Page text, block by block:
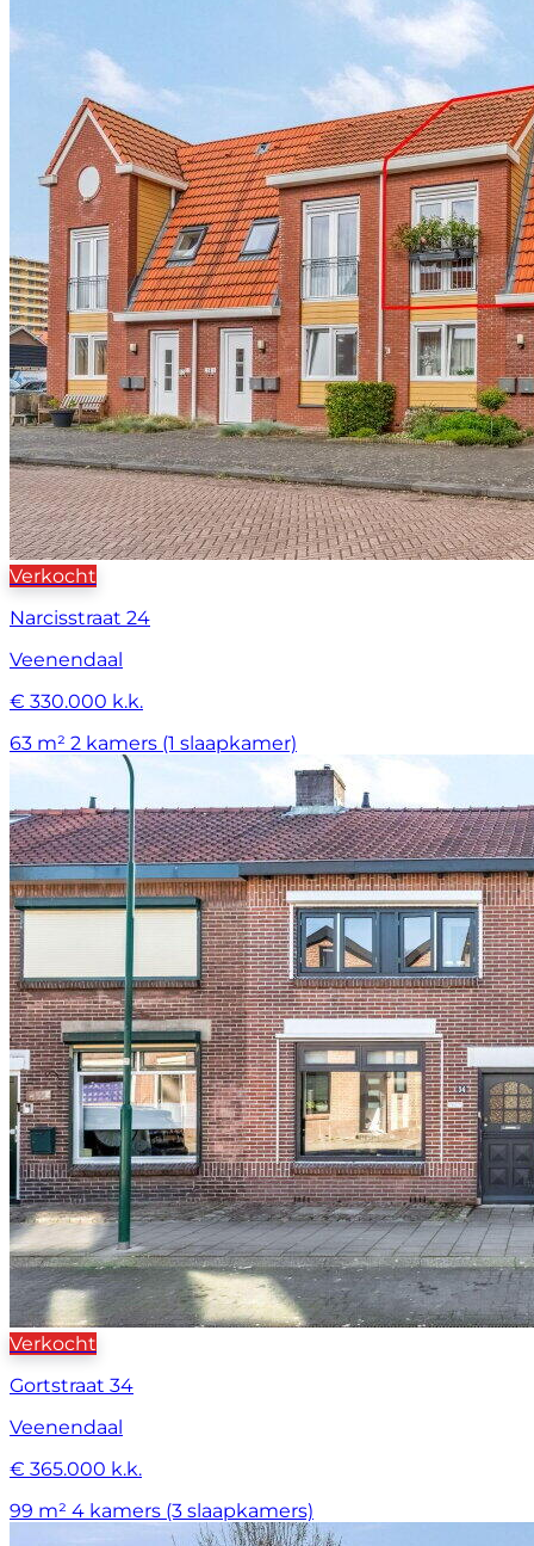
Verkocht
Narcisstraat 24
Veenendaal
€ 330.000 k.k.
63 m² 2 kamers (1 slaapkamer)
Verkocht
Gortstraat 34
Veenendaal
€ 365.000 k.k.
99 m² 4 kamers (3 slaapkamers)